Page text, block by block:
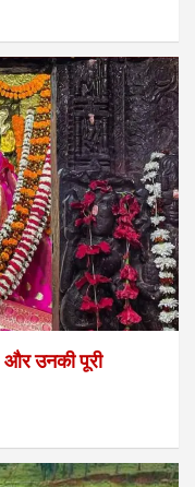
उनकी पूरी